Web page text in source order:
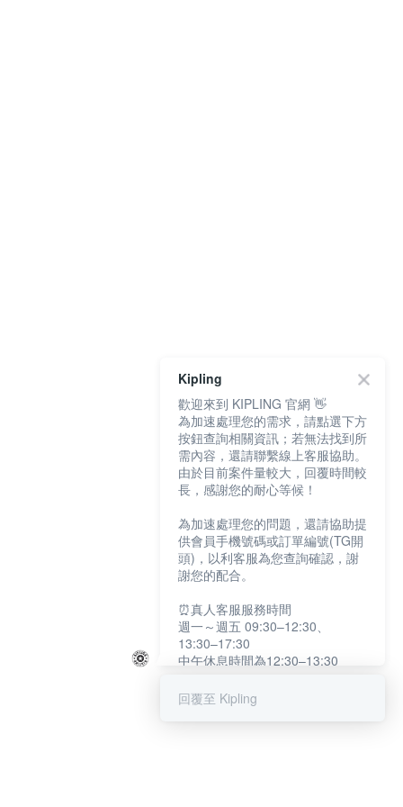
Kipling
歡迎來到 KIPLING 官網 👋
為加速處理您的需求，請點選下方
按鈕查詢相關資訊；若無法找到所
需內容，還請聯繫線上客服協助。
由於目前案件量較大，回覆時間較
長，感謝您的耐心等候！
為加速處理您的問題，還請協助提
供會員手機號碼或訂單編號(TG開
頭)，以利客服為您查詢確認，謝
謝您的配合。
⏰真人客服服務時間
週一～週五 09:30–12:30、
13:30–17:30
中午休息時間為12:30–13:30
提醒您：系統會自動已讀訊息，如
回覆至 Kipling